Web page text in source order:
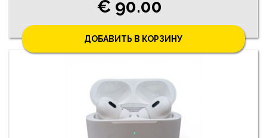
€ 90.00
ДОБАВИТЬ В КОРЗИНУ